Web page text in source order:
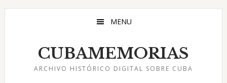
Saltar
Saltar
Saltar
MENU
CUBAMEMORIAS
ARCHIVO HISTÓRICO DIGITAL SOBRE CUBA